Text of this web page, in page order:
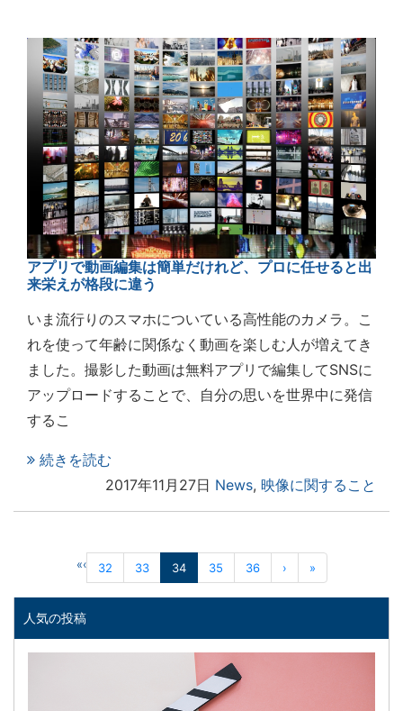
アプリで動画編集は簡単だけれど、プロに任せると出
来栄えが格段に違う
いま流行りのスマホについている高性能のカメラ。こ
れを使って年齢に関係なく動画を楽しむ人が増えてき
ました。撮影した動画は無料アプリで編集してSNSに
アップロードすることで、自分の思いを世界中に発信
するこ
続きを読む
2017年11月27日 News, 映像に関すること
«‹ 32 33 34 35 36 › »
人気の投稿